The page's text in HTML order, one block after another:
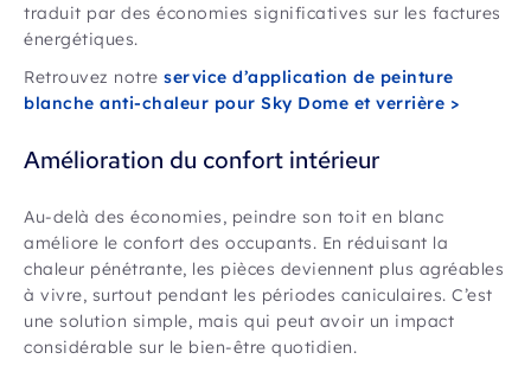
traduit par des économies significatives sur les factures
énergétiques.
Retrouvez notre service d’application de peinture
blanche anti-chaleur pour Sky Dome et verrière >
Amélioration du confort intérieur
Au-delà des économies, peindre son toit en blanc
améliore le confort des occupants. En réduisant la
chaleur pénétrante, les pièces deviennent plus agréables
à vivre, surtout pendant les périodes caniculaires. C’est
une solution simple, mais qui peut avoir un impact
considérable sur le bien-être quotidien.